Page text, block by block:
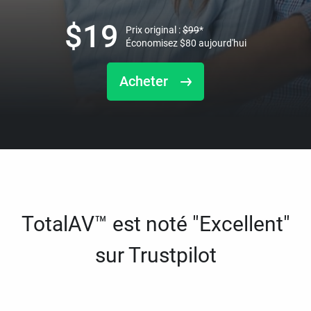
Acheter
$19 Prix original :$99*
Économisez$80 aujourd'hui
TotalAV™ est noté "Excellent"
sur Trustpilot